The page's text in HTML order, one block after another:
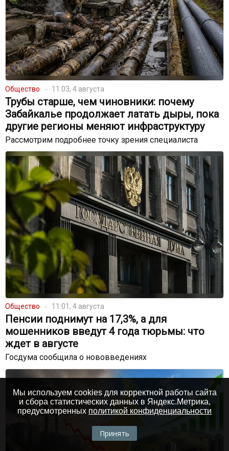
Общество 11:03, 4 августа
Трубы старше, чем чиновники: почему
Забайкалье продолжает латать дыры, пока
другие регионы меняют инфраструктуру
Рассмотрим подробнее точку зрения специалиста
Общество 11:01, 4 августа
Пенсии поднимут на 17,3%, а для
мошенников введут 4 года тюрьмы: что
ждет в августе
Госдума сообщила о нововведениях
Мы используем cookies для корректной работы сайта
и сбора статистических данных в Яндекс.Метрика,
предусмотренных политикой конфиденциальности
Принять